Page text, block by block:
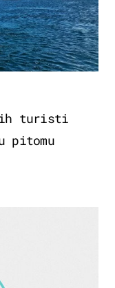
turisti
pitomu